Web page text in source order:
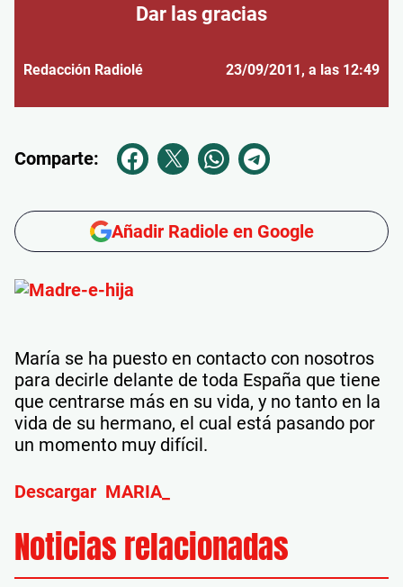
Dar las gracias
Redacción Radiolé 23/09/2011, a las 12:49
Comparte:
Añadir Radiole en Google
María se ha puesto en contacto con nosotros
para decirle delante de toda España que tiene
que centrarse más en su vida, y no tanto en la
vida de su hermano, el cual está pasando por
un momento muy difícil.
Descargar MARIA_
Noticias relacionadas